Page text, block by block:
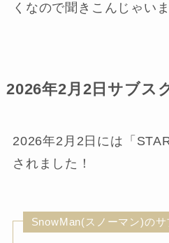
くなので聞きこんじゃい
2026年2月2日サブス
2026年2月2日には「
されました！
SnowMan(スノーマン)のサ